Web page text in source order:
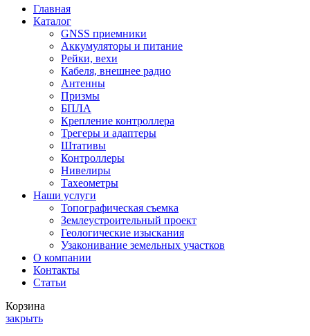
Главная
Каталог
GNSS приемники
Аккумуляторы и питание
Рейки, вехи
Кабеля, внешнее радио
Антенны
Призмы
БПЛА
Крепление контроллера
Трегеры и адаптеры
Штативы
Контроллеры
Нивелиры
Тахеометры
Наши услуги
Топографическая съемка
Землеустроительный проект
Геологические изыскания
Узаконивание земельных участков
О компании
Контакты
Статьи
Корзина
закрыть